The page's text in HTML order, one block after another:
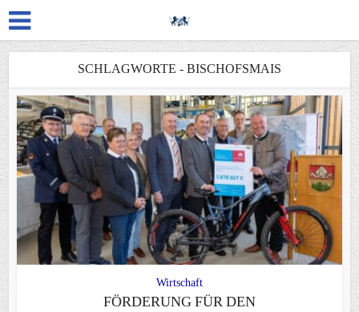
SCHLAGWORTE - BISCHOFSMAIS
Wirtschaft
FÖRDERUNG FÜR DEN